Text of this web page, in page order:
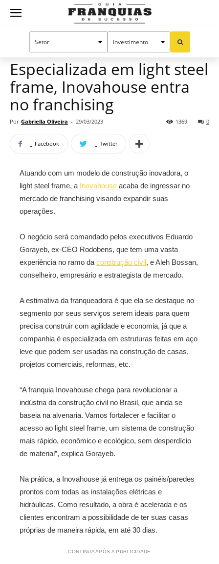
Guia
Mercado de franquias
Especializada em light steel
frame, Inovahouse entra
no franchising
Por Gabriella Oliveira - 29/03/2023 0
1369
Facebook Twitter
Atuando com um modelo de construção inovadora, o
light steel frame, a Inovahouse acaba de ingressar no
mercado de franchising visando expandir suas
operações.
O negócio será comandado pelos executivos Eduardo
Gorayeb, ex-CEO Rodobens, que tem uma vasta
experiência no ramo da construção civil, e Aleh Bossan,
conselheiro, empresário e estrategista de mercado.
A estimativa da franqueadora é que ela se destaque no
segmento por seus serviços serem ideais para quem
precisa construir com agilidade e economia, já que a
companhia é especializada em estruturas feitas em aço
leve que podem ser usadas na construção de casas,
projetos comerciais, reformas, etc.
“A franquia Inovahouse chega para revolucionar a
indústria da construção civil no Brasil, que ainda se
baseia na alvenaria. Vamos fortalecer e facilitar o
acesso ao light steel frame, um sistema de construção
mais rápido, econômico e ecológico, sem desperdício
de material”, explica Gorayeb.
Na prática, a Inovahouse já entrega os painéis/paredes
prontos com todas as instalações elétricas e
hidráulicas. Como resultado, a obra é acelerada e os
clientes encontram a possibilidade de ter suas casas
próprias de maneira rápida, em até 30 dias.
CONTINUA APÓS A PUBLICIDADE